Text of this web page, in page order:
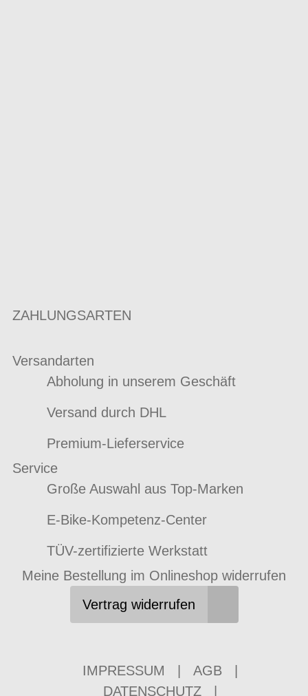
ZAHLUNGSARTEN
Versandarten
Abholung in unserem Geschäft
Versand durch DHL
Premium-Lieferservice
Service
Große Auswahl aus Top-Marken
E-Bike-Kompetenz-Center
TÜV-zertifizierte Werkstatt
Meine Bestellung im Onlineshop widerrufen
Vertrag widerrufen
IMPRESSUM AGB
DATENSCHUTZ